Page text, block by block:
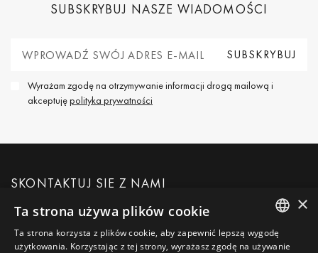
SUBSKRYBUJ NASZE WIADOMOŚCI
Wyrażam zgodę na otrzymywanie informacji drogą mailową i
akceptujępolityka prywatności
SKONTAKTUJ SIĘ Z NAMI
POPROŚ O WIĘCEJ INFORMACJI
ENGLISH
×
Ta strona używa plików cookie
Ta strona korzysta z plików cookie, aby zapewnić lepszą wygodę
użytkowania. Korzystając z tej strony, wyrażasz zgodę na używanie